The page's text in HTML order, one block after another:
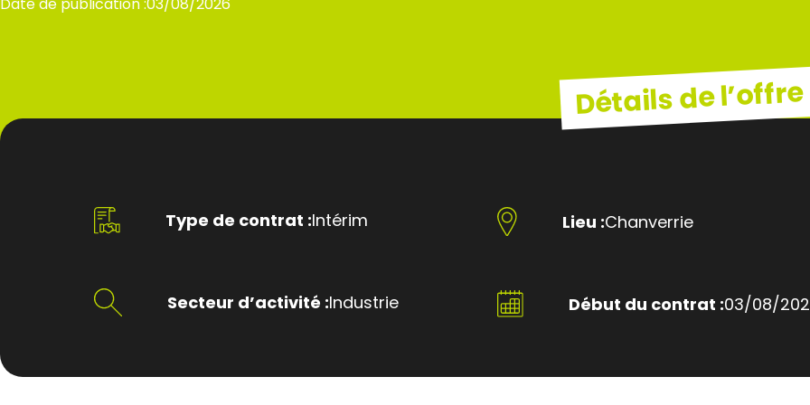
Détails de l’offre
Type de contrat :Intérim
Secteur d’activité :Industrie
Lieu :Chanverrie
Début du contrat :03/08/